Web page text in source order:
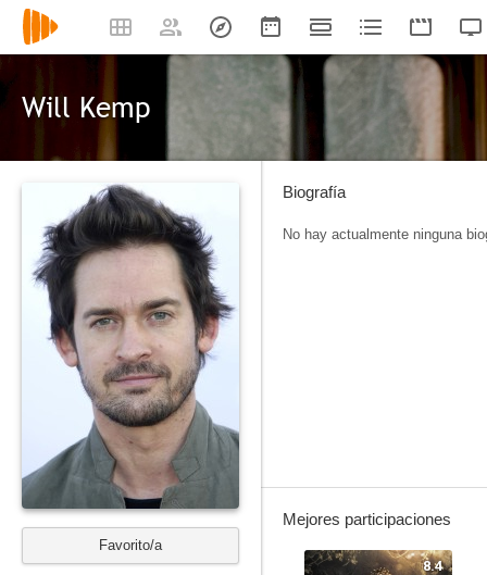
Will Kemp
Favorito/a
Biografía
No hay actualmente ninguna
Mejores participaciones
8.4